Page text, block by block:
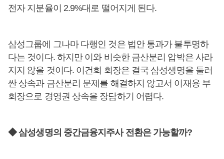
전자 지분율이 2.9%대로 떨어지게 된다.
삼성그룹에 그나마 다행인 것은 법안 통과가 불투명하
다는 것이다. 하지만 이와 비슷한 금산분리 압박은 사라
지지 않을 것이다. 이건희 회장은 결국 삼성생명을 둘러
싼 상속과 금산분리 문제를 해결하지 않고서 이재용 부
회장으로 경영권 상속을 장담하기 어렵다.
◆ 삼성생명의 중간금융지주사 전환은 가능할까?